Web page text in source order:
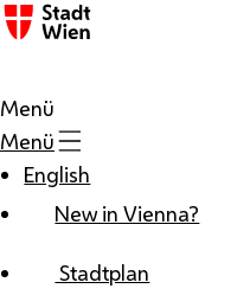
Zum Inhalt
Menü
Menü
English
New in Vienna?
Stadtplan